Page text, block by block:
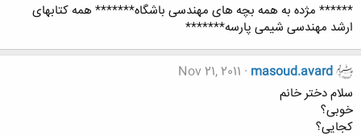
****** مژده به همه بچه های مهندسی باشگاه******* همه کتابهای
ارشد مهندسی شیمی پارسه*******
masoud.avard
Nov 21, 2011
سلام دختر خانم
خوبی؟
کجایی؟